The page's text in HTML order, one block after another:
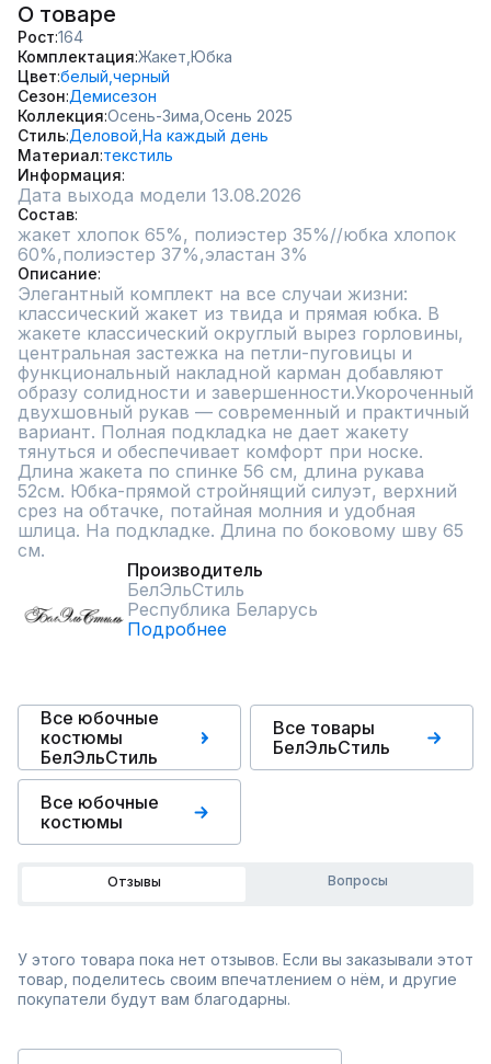
О товаре
Рост 164
Комплектация Жакет, Юбка
Цвет белый, черный
Сезон Демисезон
Коллекция Осень-Зима, Осень 2025
Стиль Деловой, На каждый день
Материал текстиль
Информация
Дата выхода модели 13.08.2026
Состав
жакет хлопок 65%, полиэстер 35%//юбка хлопок
60%,полиэстер 37%,эластан 3%
Описание
Элегантный комплект на все случаи жизни:
классический жакет из твида и прямая юбка. В
жакете классический округлый вырез горловины,
центральная застежка на петли-пуговицы и
функциональный накладной карман добавляют
образу солидности и завершенности.Укороченный
двухшовный рукав — современный и практичный
вариант. Полная подкладка не дает жакету
тянуться и обеспечивает комфорт при носке.
Длина жакета по спинке 56 см, длина рукава
52см. Юбка-прямой стройнящий силуэт, верхний
срез на обтачке, потайная молния и удобная
шлица. На подкладке. Длина по боковому шву 65
см.
Производитель
БелЭльСтиль
Республика Беларусь
Подробнее
Все юбочные
костюмы
БелЭльСтиль
Все товары
БелЭльСтиль
Все юбочные
костюмы
Отзывы Вопросы
У этого товара пока нет отзывов. Если вы заказывали этот
товар, поделитесь своим впечатлением о нём, и другие
покупатели будут вам благодарны.